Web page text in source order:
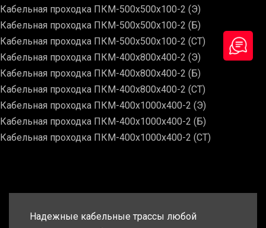
Кабельная проходка ПКМ-500х500х100-2 (Э)
Кабельная проходка ПКМ-500х500х100-2 (Б)
Кабельная проходка ПКМ-500х500х100-2 (СТ)
Кабельная проходка ПКМ-400х800х400-2 (Э)
Кабельная проходка ПКМ-400х800х400-2 (Б)
Кабельная проходка ПКМ-400х800х400-2 (СТ)
Кабельная проходка ПКМ-400х1000х400-2 (Э)
Кабельная проходка ПКМ-400х1000х400-2 (Б)
Кабельная проходка ПКМ-400х1000х400-2 (СТ)
Надежные кабельные трассы любой